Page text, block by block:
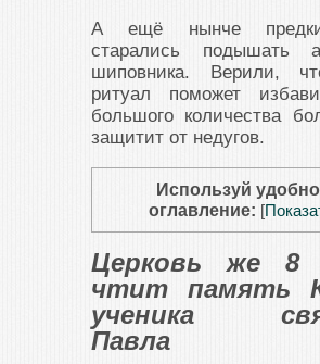
А ещё нынче
старались подышать
шиповника. Верили,
ритуал поможет
большого количества
защитит от недугов.
Используй
оглавление: [
Церковь же 8
чтит память
ученика
Павла